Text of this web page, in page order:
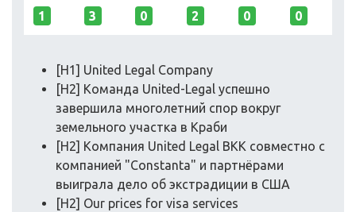
1 3 0 2 0 0
[H1] United Legal Company
[H2] Команда United-Legal успешно
завершила многолетний спор вокруг
земельного участка в Краби
[H2] Компания United Legal BKK совместно с
компанией "Constanta" и партнёрами
выиграла дело об экстрадиции в США
[H2] Our prices for visa services